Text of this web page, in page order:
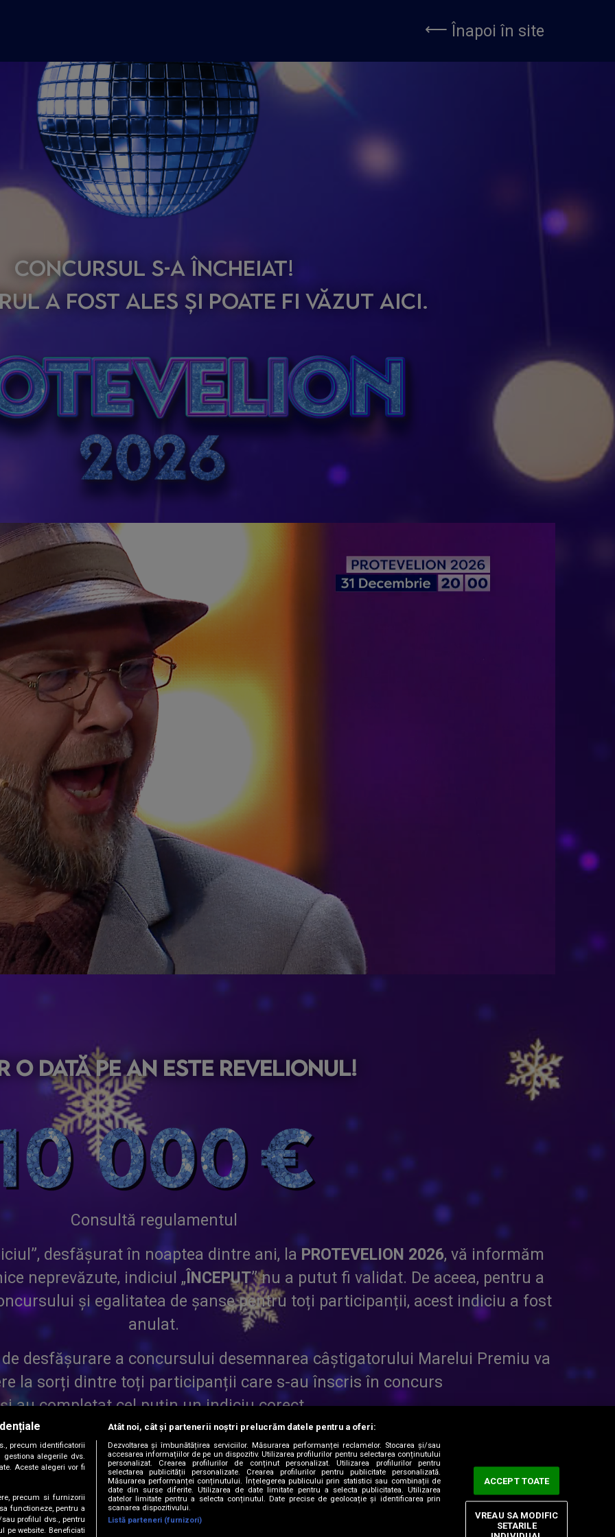
⟵ Înapoi în site
Concursul s-a încheiat!
a fost ales și poate fi văzut aici.
o dată pe an este revelionul!
Consultă regulamentul
desfășurat în noaptea dintre ani, la PROTEVELION 2026, vă informăm
neprevăzute, indiciul „ÎNCEPUT” nu a putut fi validat. De aceea, pentru a
și egalitatea de șanse pentru toți participanții, acest indiciu a fost
anulat.
desfășurare a concursului desemnarea câștigatorului Marelui Premiu va
la sorți dintre toți participanții care s-au înscris în concurs
și au completat cel puțin un indiciu corect.
au transmis corect cel puțin un indiciu din cele 6 indicii vor fi luați în
extragerea finală a marelui premiu de 10.000 de euro.
înțelegere și pentru interesul acordat concursului!
precum identificatorii
gestiona alegerile dvs.
Aceste alegeri vor fi
precum si furnizorii
functioneze, pentru a
profilul dvs., pentru
pe website. Beneficiati
Atât noi, cât și partenerii noștri prelucrăm datele pentru a oferi:
Dezvoltarea și îmbunătățirea serviciilor. Măsurarea performanței reclamelor. Stocarea și/sau
accesarea informațiilor de pe un dispozitiv. Utilizarea profilurilor pentru selectarea conținutului
personalizat. Crearea profilurilor de conținut personalizat. Utilizarea profilurilor pentru
selectarea publicității personalizate. Crearea profilurilor pentru publicitate personalizată.
Măsurarea performanței conținutului. Înțelegerea publicului prin statistici sau combinații de
date din surse diferite. Utilizarea de date limitate pentru a selecta publicitatea. Utilizarea
datelor limitate pentru a selecta conținutul. Date precise de geolocație și identificarea prin
scanarea dispozitivului.
Listă parteneri (furnizori)
ACCEPT TOATE
VREAU SA MODIFIC
SETARILE